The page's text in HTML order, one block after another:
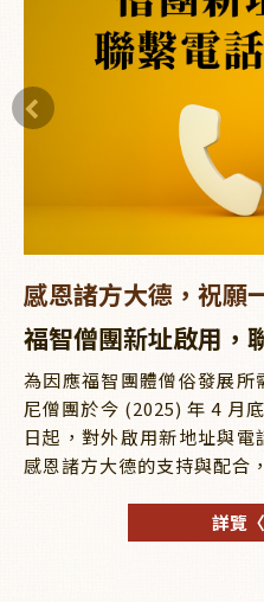
感恩諸方大德，祝願
福智僧團新址啟用，
為因應福智團體僧俗發展所
尼僧團於今 (2025) 年 4 月
日起，對外啟用新地址與電
感恩諸方大德的支持與配合
詳覽